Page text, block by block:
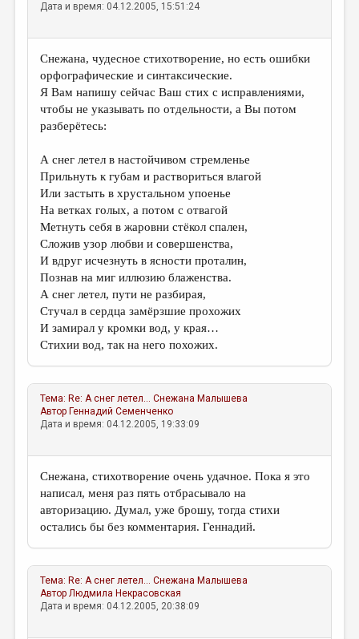
ЭССЕИСТИКА
ЛИТЕРАТУРОВЕДЕНИЕ
КУЛЬТУРОВЕДЕНИЕ
ПУБЛИЦИСТИКА
РЕЦЕНЗИРОВАНИЕ
ЦИКЛЫ ПУБЛИКАЦИЙ
ТРЕДИАКОВСКИЙ
МЕДИА
ВКОНТАКТЕ
Дата и время: 04.12.2005, 15:51:24
Снежана, чудесное стихотворение, но есть ошибки
орфографические и синтаксические.
Я Вам напишу сейчас Ваш стих с исправлениями,
чтобы не указывать по отдельности, а Вы потом
разберётесь:
А снег летел в настойчивом стремленье
Прильнуть к губам и раствориться влагой
Или застыть в хрустальном упоенье
На ветках голых, а потом с отвагой
Метнуть себя в жаровни стёкол спален,
Сложив узор любви и совершенства,
И вдруг исчезнуть в ясности проталин,
Познав на миг иллюзию блаженства.
А снег летел, пути не разбирая,
Стучал в сердца замёрзшие прохожих
И замирал у кромки вод, у края…
Стихии вод, так на него похожих.
Тема: Re: А снег летел... Снежана Малышева
Автор Геннадий Семенченко
Дата и время: 04.12.2005, 19:33:09
Снежана, стихотворение очень удачное. Пока я это
написал, меня раз пять отбрасывало на
авторизацию. Думал, уже брошу, тогда стихи
остались бы без комментария. Геннадий.
Тема: Re: А снег летел... Снежана Малышева
АвторЛюдмила Некрасовская
Дата и время: 04.12.2005, 20:38:09